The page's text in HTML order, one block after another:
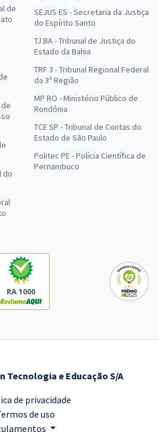
de
de
do
SEJUS ES - Secretaria da Justiça
do Espírito Santo
TJ BA - Tribunal de Justiça do
Estado da Bahia
TRF 3 - Tribunal Regional Federal
da 3ª Região
MP RO - Ministério Público de
Rondônia
TCE SP - Tribunal de Contas do
Estado de São Paulo
Politec PE - Polícia Científica de
Pernambuco
RA 1000
Tecnologia e Educação S/A
de privacidade
de uso